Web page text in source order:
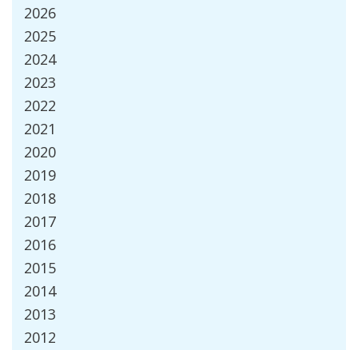
2026
2025
2024
2023
2022
2021
2020
2019
2018
2017
2016
2015
2014
2013
2012